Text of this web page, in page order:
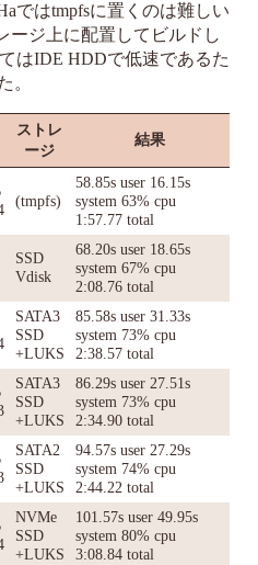
ではtmpfsに置くのは難しい
ージ上に配置してビルドし
はIDE HDDで低速であるた
。
ストレ
ージ
結果
(tmpfs)
58.85s user 16.15s
system 63% cpu
1:57.77 total
SSD
Vdisk
68.20s user 18.65s
system 67% cpu
2:08.76 total
SATA3
SSD
+LUKS
85.58s user 31.33s
system 73% cpu
2:38.57 total
SATA3
SSD
+LUKS
86.29s user 27.51s
system 73% cpu
2:34.90 total
SATA2
SSD
+LUKS
94.57s user 27.29s
system 74% cpu
2:44.22 total
NVMe
SSD
+LUKS
101.57s user 49.95s
system 80% cpu
3:08.84 total